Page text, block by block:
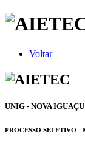
Voltar
UNIG - NOVA IGUAÇU
PROCESSO SELETIVO -